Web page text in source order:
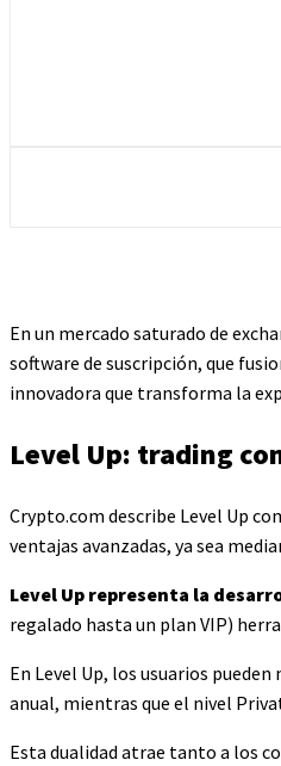
En un mercado saturado de
software de suscripción, que
innovadora que transforma la
Level Up: trading
Crypto.com describe Level Up
ventajas avanzadas, ya sea
Level Up representa la
regalado hasta un plan VIP)
En Level Up, los usuarios
anual, mientras que el nivel
Esta dualidad atrae tanto a los